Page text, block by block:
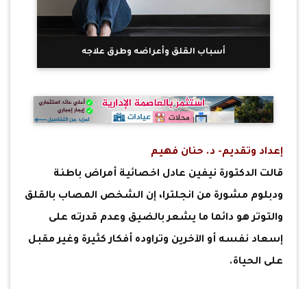
أسباب القلق وأعراضه وطرق علاجه
إعداد وتقديم- د. حنان فهيم
قالت الدكتورة نيفين عادل اخصائية أمراض باطنة
ودبلوم مشورة من انجلترا، إن الشخص المصاب بالقلق
والتوتر هو دائما ما يشعر بالضيق وعدم قدرته على
إسعاد نفسه أو الآخرين وتراوده أفكار كثيرة وغير مقبل
على الحياة.